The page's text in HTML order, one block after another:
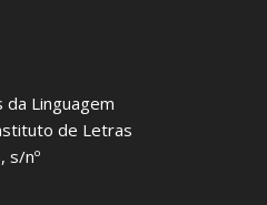
Linguagem
de Letras
s/nº